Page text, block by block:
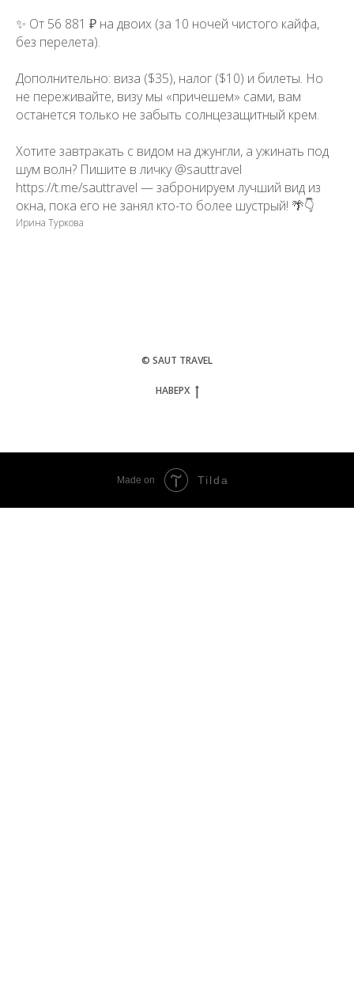
✨ От 56 881 ₽ на двоих (за 10 ночей чистого кайфа,
без перелета).
Дополнительно: виза ($35), налог ($10) и билеты. Но
не переживайте, визу мы «причешем» сами, вам
останется только не забыть солнцезащитный крем.
Хотите завтракать с видом на джунгли, а ужинать под
шум волн? Пишите в личку @sauttravel
https://t.me/sauttravel — забронируем лучший вид из
окна, пока его не занял кто-то более шустрый! 🌴👇
Ирина Туркова
© SAUT TRAVEL
НАВЕРХ
Made on Tilda